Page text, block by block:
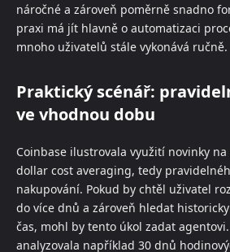
náročné a zároveň poměrně snadno
praxi má jít hlavně o automatizaci
mnoho uživatelů stále vykonává ručně.
Praktický scénář:
ve vhodnou dobu
Coinbase ilustrovala využití novinky
dollar cost averaging, tedy
nakupování. Pokud by chtěl uživatel
do více dnů a zároveň hledat
čas, mohl by tento úkol zadat
analyzovala například 30 dnů